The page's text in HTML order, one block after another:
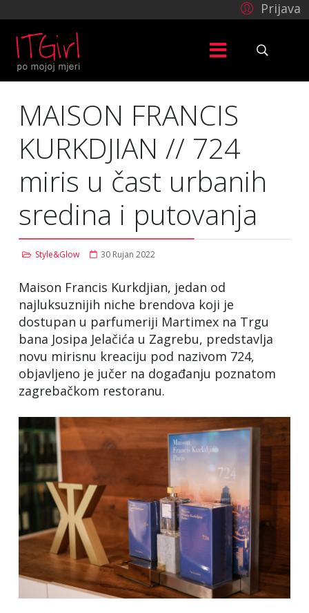
Prijava
MAISON FRANCIS
KURKDJIAN // 724
miris u čast urbanih
sredina i putovanja
Style&Glow 30 Rujan 2022
Maison Francis Kurkdjian, jedan od
najluksuznijih niche brendova koji je
dostupan u parfumeriji Martimex na Trgu
bana Josipa Jelačića u Zagrebu, predstavlja
novu mirisnu kreaciju pod nazivom 724,
objavljeno je jučer na događanju poznatom
zagrebačkom restoranu.